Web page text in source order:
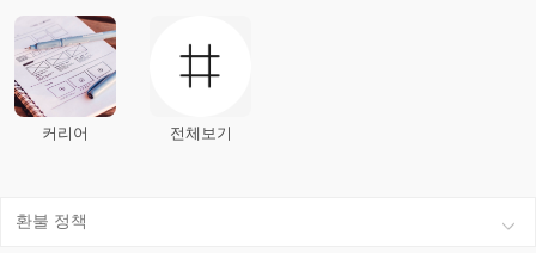
커리어 전체보기
환불 정책